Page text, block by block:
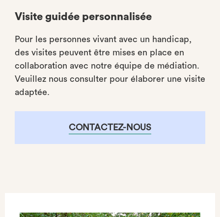
Visite guidée personnalisée
Pour les personnes vivant avec un handicap,
des visites peuvent être mises en place en
collaboration avec notre équipe de médiation.
Veuillez nous consulter pour élaborer une visite
adaptée.
CONTACTEZ-NOUS